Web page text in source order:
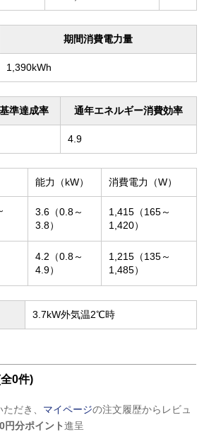
期間消費電力量
1,390kWh
準達成率 通年エネルギー消費効率
4.9
能力（kW） 消費電力（W）
3.6（0.8～
3.8）
1,415（165～
1,420）
4.2（0.8～
4.9）
1,215（135～
1,485）
3.7kW外気温2℃時
0件)
だき、 マイページの注文履歴からレビュ
円分ポイント進呈